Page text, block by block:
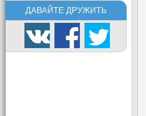
ДАВАЙТЕ ДРУЖИТЬ